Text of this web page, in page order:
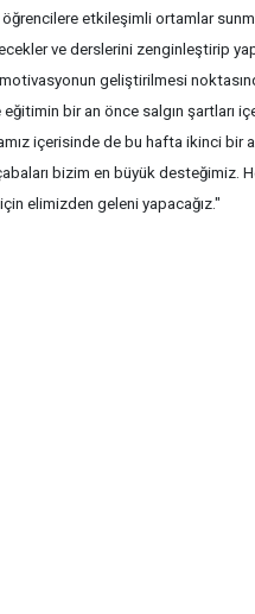
etkileşimli ortamlar
ve derslerini zenginleştirip
geliştirilmesi
bir an önce salgın şartları
içerisinde de bu hafta ikinci bir
bizim en büyük desteğimiz.
elimizden geleni yapacağız."